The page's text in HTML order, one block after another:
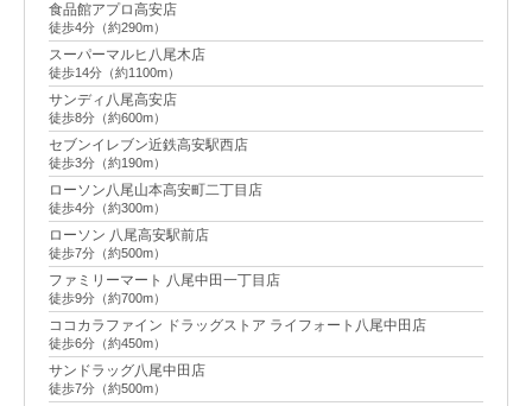
食品館アプロ高安店
徒歩4分（約290m）
スーパーマルヒ八尾木店
徒歩14分（約1100m）
サンディ八尾高安店
徒歩8分（約600m）
セブンイレブン近鉄高安駅西店
徒歩3分（約190m）
ローソン八尾山本高安町二丁目店
徒歩4分（約300m）
ローソン 八尾高安駅前店
徒歩7分（約500m）
ファミリーマート 八尾中田一丁目店
徒歩9分（約700m）
ココカラファイン ドラッグストア ライフォート八尾中田店
徒歩6分（約450m）
サンドラッグ八尾中田店
徒歩7分（約500m）